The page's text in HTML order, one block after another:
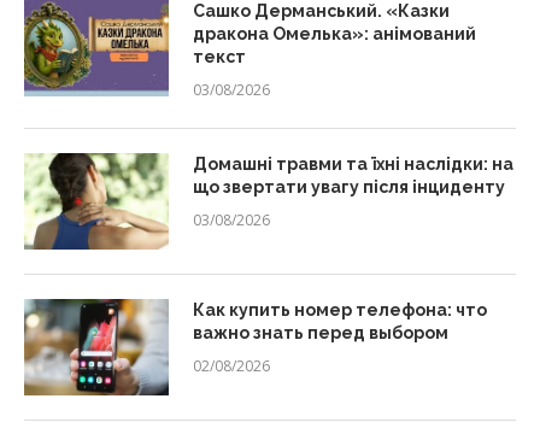
Сашко Дерманський. «Казки
дракона Омелька»: анімований
текст
03/08/2026
Домашні травми та їхні наслідки: на
що звертати увагу після інциденту
03/08/2026
Как купить номер телефона: что
важно знать перед выбором
02/08/2026